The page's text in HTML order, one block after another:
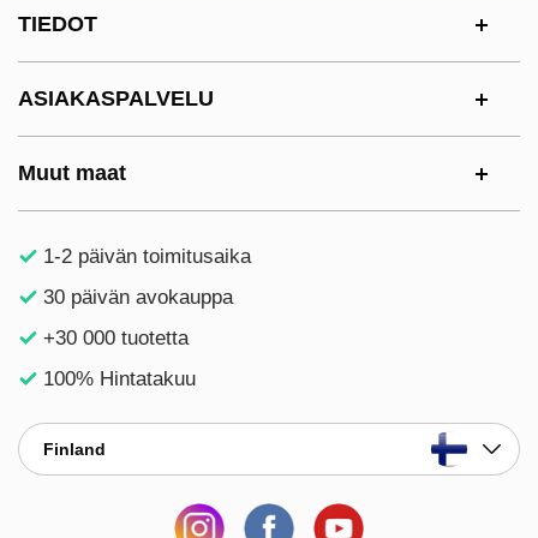
TIEDOT
ASIAKASPALVELU
Muut maat
1-2 päivän toimitusaika
30 päivän avokauppa
+30 000 tuotetta
100% Hintatakuu
Finland